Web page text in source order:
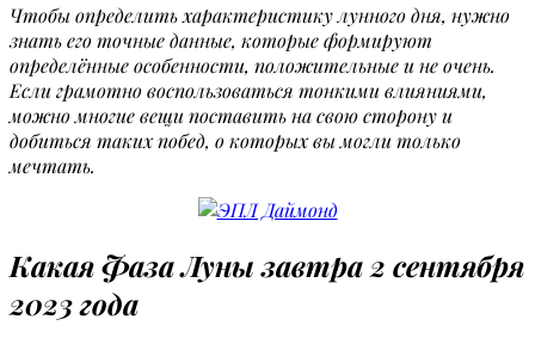
Чтобы определить характеристику лунного дня, нужно
знать его точные данные, которые формируют
определённые особенности, положительные и не очень.
Если грамотно воспользоваться тонкими влияниями,
можно многие вещи поставить на свою сторону и
добиться таких побед, о которых вы могли только
мечтать.
Какая Фаза Луны завтра 2 сентября
2023 года